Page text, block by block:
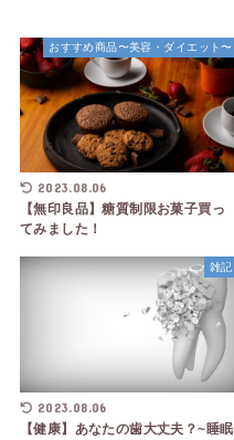
おすすめ商品〜美容・ダイエット〜
2023.08.06
【無印良品】糖質制限お菓子買っ
てみました！
雑記
2023.08.06
【健康】あなたの歯大丈夫？~睡眠